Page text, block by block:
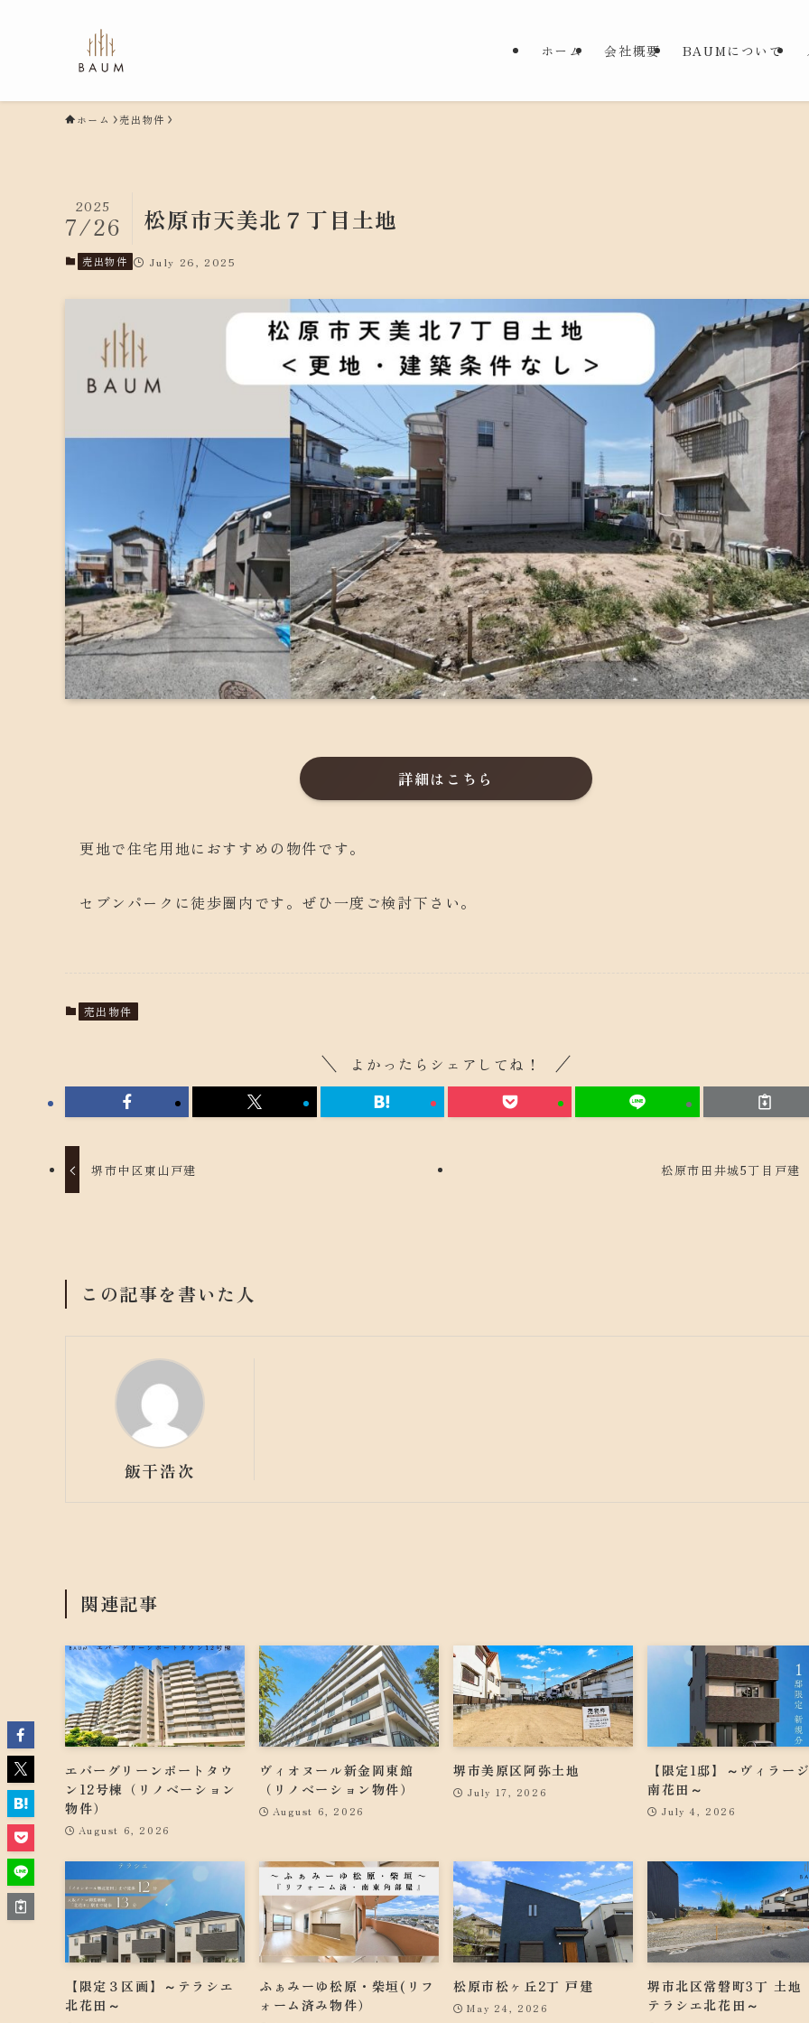
ホーム 会社概要 BAUMについて
ホーム 売出物件
松原市天美北７丁目土地
2025
7/26
売出物件 July 26, 2025
詳細はこちら
更地で住宅用地におすすめの物件です。
セブンパークに徒歩圏内です。ぜひ一度ご検討下さい。
売出物件
よかったらシェアしてね！
堺市中区東山戸建 松原市田井城5丁目戸建
この記事を書いた人
飯干浩次
関連記事
エバーグリーンポートタウ
ン12号棟（リノベーション
物件）
August 6, 2026
ヴィオヌール新金岡東館
（リノベーション物件）
August 6, 2026
堺市美原区阿弥土地
July 17, 2026
【限定1邸】～ヴィラー
南花田～
July 4, 2026
【限定３区画】～テラシエ
北花田～
ふぁみーゆ松原・柴垣(リフ
ォーム済み物件）
松原市松ヶ丘2丁 戸建
May 24, 2026
堺市北区常磐町3丁 土地
テラシエ北花田～